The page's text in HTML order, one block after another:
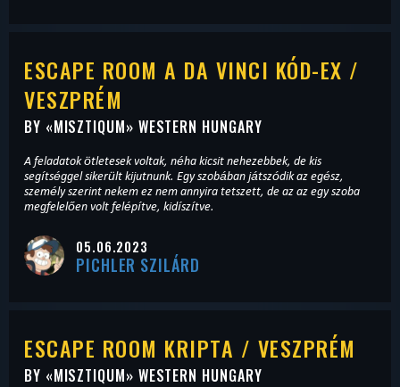
ESCAPE ROOM A DA VINCI KÓD-EX /
VESZPRÉM
BY «MISZTIQUM» WESTERN HUNGARY
A feladatok ötletesek voltak, néha kicsit nehezebbek, de kis
segítséggel sikerült kijutnunk. Egy szobában játszódik az egész,
személy szerint nekem ez nem annyira tetszett, de az az egy szoba
megfelelően volt felépítve, kidíszítve.
05.06.2023
PICHLER SZILÁRD
ESCAPE ROOM KRIPTA / VESZPRÉM
BY «MISZTIQUM» WESTERN HUNGARY